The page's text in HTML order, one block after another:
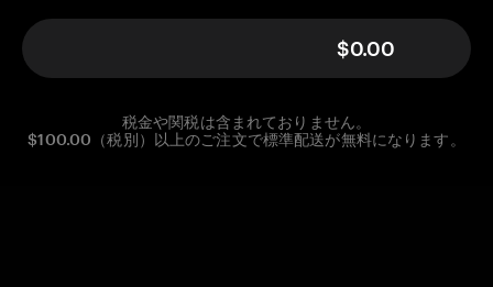
$0.00
税金や関税は含まれておりません。
$100.00（税別）以上のご注文で標準配送が無料になります。